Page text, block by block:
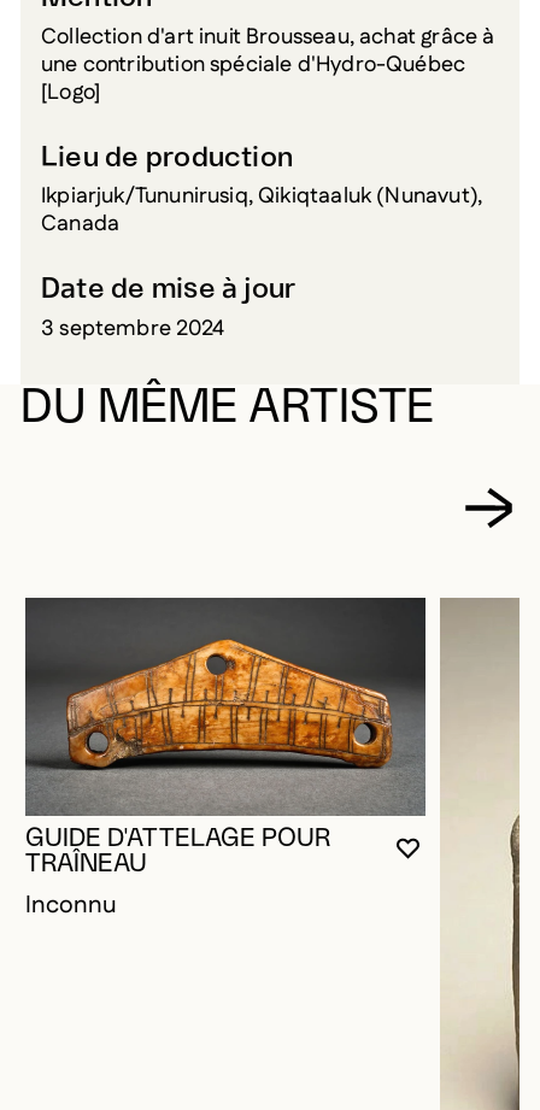
Collection d'art inuit Brousseau, achat grâce à
une contribution spéciale d'Hydro-Québec
[Logo]
Lieu de production
Ikpiarjuk/Tununirusiq, Qikiqtaaluk (Nunavut),
Canada
Date de mise à jour
3 septembre 2024
DU MÊME ARTISTE
VOUS
FERMER
OUVRIR LA
GUIDE D'ATTELAGE POUR
TRAÎNEAU
Inconnu